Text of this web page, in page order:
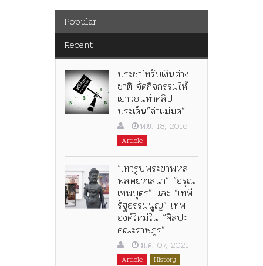
Popular
Recent
ประชาไทรับเงินต่าง
ชาติ จัดกิจกรรมให้
เยาวชนทำคลิป
ประเด็น”ล่าแม่มด”
พ.ย. 18, 2016
Article
“เทวรูปพระยาพหล
พลพยุหเสนา” “อรุณ
เทพบุตร” และ “เทพี
รัฐธรรมนูญ” เทพ
องค์ใหม่ใน “ศิลปะ
คณะราษฎร”
ม.ค. 07, 2021
Article
History